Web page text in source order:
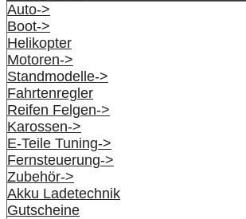
Auto->
Boot->
Helikopter
Motoren->
Standmodelle->
Fahrtenregler
Reifen Felgen->
Karossen->
E-Teile Tuning->
Fernsteuerung->
Zubehör->
Akku Ladetechnik
Gutscheine